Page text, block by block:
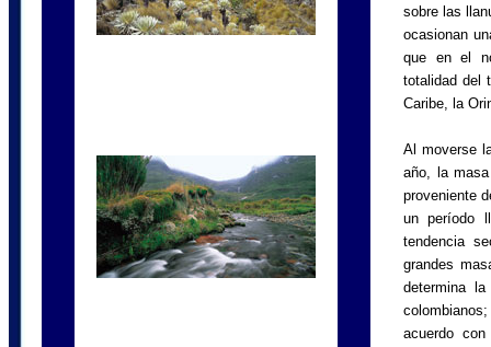
sobre las
ocasionan
que en el
totalidad del
Caribe, la
Al moverse
año, la
proveniente
un período
tendencia
grandes
determina
acuerdo